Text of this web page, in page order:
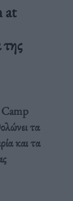
at
Camp
τα
και τα